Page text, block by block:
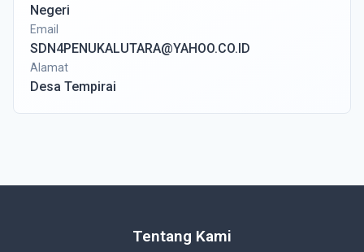
Negeri
Email
SDN4PENUKALUTARA@YAHOO.CO.ID
Alamat
Desa Tempirai
Tentang Kami